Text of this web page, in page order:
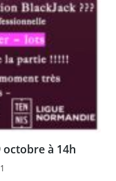
octobre à 14h